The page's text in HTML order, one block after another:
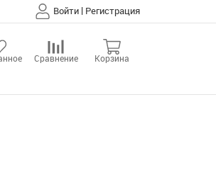
Войти | Регистрация
Сравнение Корзина